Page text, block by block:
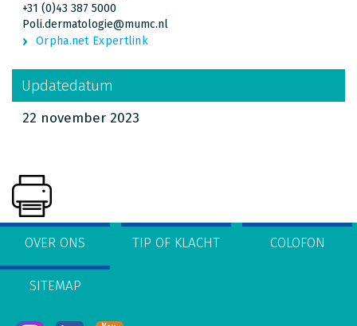
+31 (0)43 387 5000
Poli.dermatologie@mumc.nl
Orpha.net Expertlink
Updatedatum
22 november 2023
OVER ONS TIP OF KLACHT COLOFON
SITEMAP